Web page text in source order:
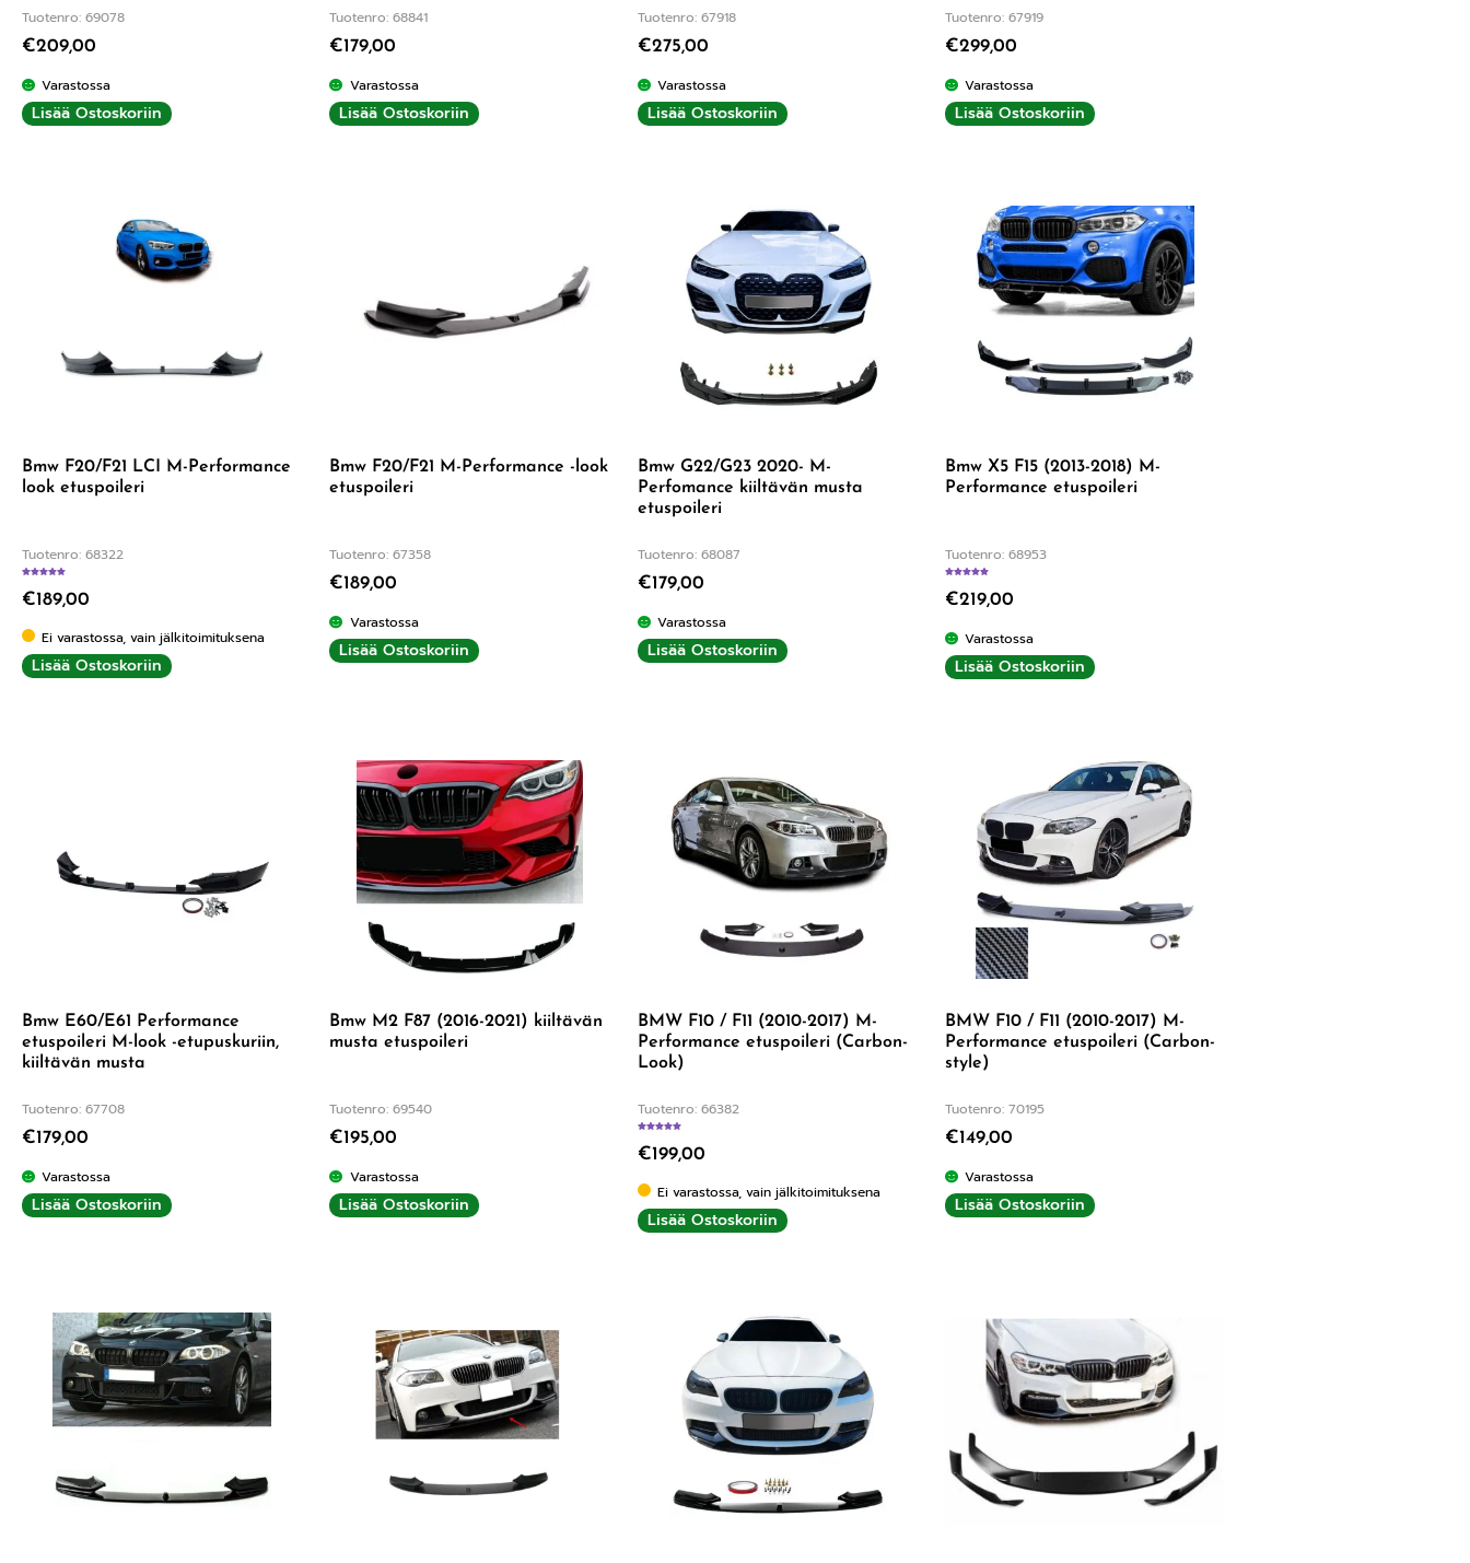
Tuotenro: 69078
€209,00
Varastossa
Lisää Ostoskoriin
Tuotenro: 68841
€179,00
Varastossa
Lisää Ostoskoriin
Tuotenro: 67918
€275,00
Varastossa
Lisää Ostoskoriin
Tuotenro: 67919
€299,00
Varastossa
Lisää Ostoskoriin
Bmw F20/F21 LCI M-Performance
look etuspoileri
Tuotenro: 68322
€189,00
Ei varastossa, vain jälkitoimituksena
Lisää Ostoskoriin
Bmw F20/F21 M-Performance -look
etuspoileri
Tuotenro: 67358
€189,00
Varastossa
Lisää Ostoskoriin
Bmw G22/G23 2020- M-
Perfomance kiiltävän musta
etuspoileri
Tuotenro: 68087
€179,00
Varastossa
Lisää Ostoskoriin
Bmw X5 F15 (2013-2018) M-
Performance etuspoileri
Tuotenro: 68953
€219,00
Varastossa
Lisää Ostoskoriin
Bmw E60/E61 Performance
etuspoileri M-look -etupuskuriin,
kiiltävän musta
Tuotenro: 67708
€179,00
Varastossa
Lisää Ostoskoriin
Bmw M2 F87 (2016-2021) kiiltävän
musta etuspoileri
Tuotenro: 69540
€195,00
Varastossa
Lisää Ostoskoriin
BMW F10 / F11 (2010-2017) M-
Performance etuspoileri (Carbon-
Look)
Tuotenro: 66382
€199,00
Ei varastossa, vain jälkitoimituksena
Lisää Ostoskoriin
BMW F10 / F11 (2010-2017) M-
Performance etuspoileri (Carbon-
style)
Tuotenro: 70195
€149,00
Varastossa
Lisää Ostoskoriin